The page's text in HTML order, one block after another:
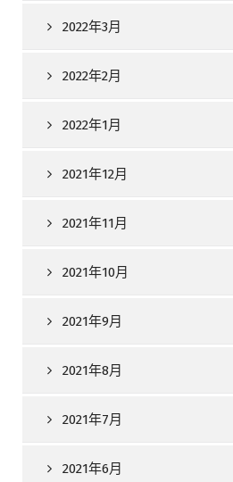
2022年3月
2022年2月
2022年1月
2021年12月
2021年11月
2021年10月
2021年9月
2021年8月
2021年7月
2021年6月